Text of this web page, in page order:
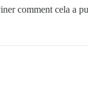
comment cela a